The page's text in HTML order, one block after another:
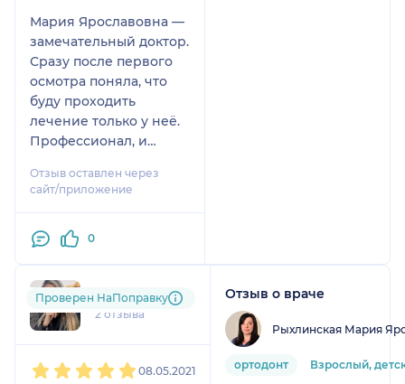
- пациенту и
неудовлетворительный
результат выбранной
стратегии.
Коротко о докторе:
Этот человек виноват
не бывает, ошибок не
признает.
Работает бегло, не
Все "неудобные
моменты" объясняет
особенностями
Мария Ярославовна —
замечательный доктор.
Сразу после первого
осмотра поняла, что
буду проходить
лечение только у неё.
Профессионал, и
светлый человек.
Отзыв оставлен через
сайт/приложение
0
Валерия
2 отзыва
Проверен НаПоправку
08.05.2021
Отзыв о враче
Рыхлинская Мария
ортодонт Взрослый,